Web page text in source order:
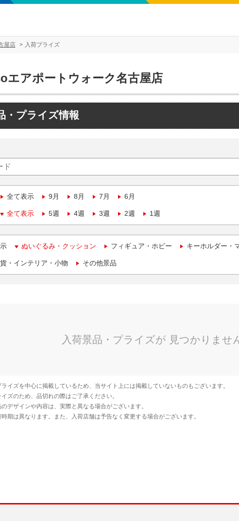
屋店 入荷プライズ
エアポートウォーク名古屋店
・プライズ情報
全て表示 9月 8月 7月 6月
全て表示 5週 4週 3週 2週 1週
ぬいぐるみ・クッション フィギュア・ホビー キーホルダー・
・インテリア・小物 その他景品